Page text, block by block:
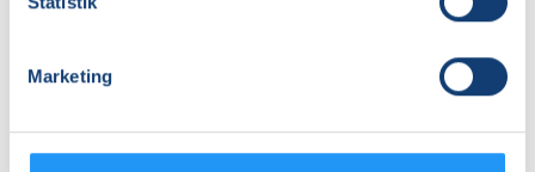
Marketing